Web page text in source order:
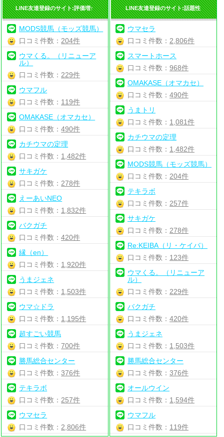
LINE友達登録のサイト:評価増↑
MODS競馬（モッズ競馬）
口コミ件数： 204件
ウマくる。（リニューア
ル）
口コミ件数： 229件
ウマフル
口コミ件数： 119件
OMAKASE（オマカセ）
口コミ件数：490件
カチウマの定理
口コミ件数： 1,482件
サキガケ
口コミ件数： 278件
えーあいNEO
口コミ件数： 1,832件
バクガチ
口コミ件数：420件
縁（en）
口コミ件数： 1,920件
うまジェネ
口コミ件数： 1,503件
ウマ☆ドラ
口コミ件数： 1,195件
超すごい競馬
口コミ件数：700件
勝馬総合センター
口コミ件数：376件
テキラボ
口コミ件数： 257件
ウマセラ
口コミ件数： 2,806件
LINE友達登録のサイト:話題性
ウマセラ
口コミ件数： 2,806件
スマートホース
口コミ件数： 968件
OMAKASE（オマカセ）
口コミ件数： 490件
うまトリ
口コミ件数： 1,081件
カチウマの定理
口コミ件数： 1,482件
MODS競馬（モッズ競馬）
口コミ件数： 204件
テキラボ
口コミ件数： 257件
サキガケ
口コミ件数： 278件
Re:KEIBA（リ・ケイバ）
口コミ件数： 123件
ウマくる。（リニューア
ル）
口コミ件数： 229件
バクガチ
口コミ件数： 420件
うまジェネ
口コミ件数： 1,503件
勝馬総合センター
口コミ件数： 376件
オールウイン
口コミ件数： 1,594件
ウマフル
口コミ件数： 119件